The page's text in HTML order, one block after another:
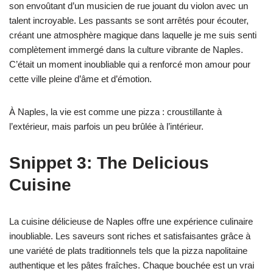
son envoûtant d’un musicien de rue jouant du violon avec un
talent incroyable. Les passants se sont arrêtés pour écouter,
créant une atmosphère magique dans laquelle je me suis senti
complètement immergé dans la culture vibrante de Naples.
C’était un moment inoubliable qui a renforcé mon amour pour
cette ville pleine d’âme et d’émotion.
À Naples, la vie est comme une pizza : croustillante à
l’extérieur, mais parfois un peu brûlée à l’intérieur.
Snippet 3: The Delicious
Cuisine
La cuisine délicieuse de Naples offre une expérience culinaire
inoubliable. Les saveurs sont riches et satisfaisantes grâce à
une variété de plats traditionnels tels que la pizza napolitaine
authentique et les pâtes fraîches. Chaque bouchée est un vrai